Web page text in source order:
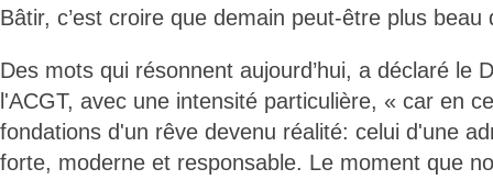
Bâtir, c’est croire que demain peut-être plus beau
Des mots qui résonnent aujourd’hui, a déclaré le
l'ACGT, avec une intensité particulière, « car en
fondations d'un rêve devenu réalité: celui d'une
forte, moderne et responsable. Le moment que